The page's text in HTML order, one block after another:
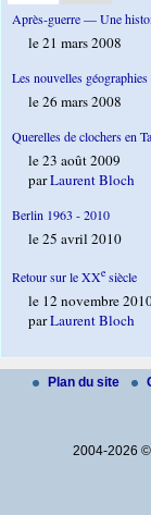
Après-guerre — Une
le 21 mars 2008
Les nouvelles
le 26 mars 2008
Querelles de clochers en
le 23 août 2009
parLaurent Bloch
Berlin 1963 - 2010
le 25 avril 2010
Retour sur le XXe siècle
le 12 novembre
parLaurent Bloch
Plan du site
2004-2026